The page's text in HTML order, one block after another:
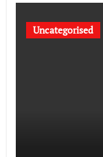
Uncategorised